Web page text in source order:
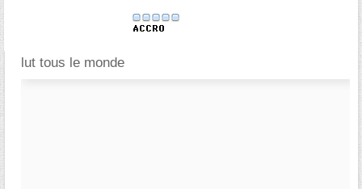
lut tous le monde